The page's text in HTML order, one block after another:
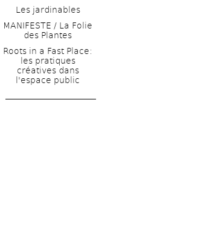
Les jardinables
MANIFESTE / La Folie
des Plantes
Roots in a Fast Place:
les pratiques
créatives dans
l'espace public